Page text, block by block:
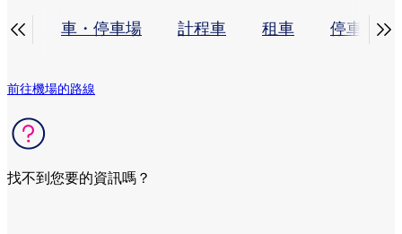
士 車・停車場 計程車 租車 停車場（
 
前往機場的路線
找不到您要的資訊嗎？